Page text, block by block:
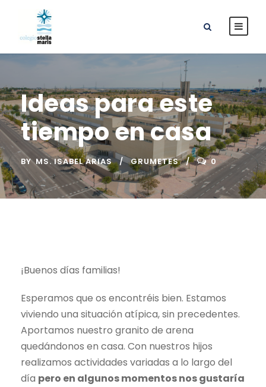
Ideas para este
tiempo en casa
BY MS. ISABEL ARIAS GRUMETES 0
¡Buenos días familias!
Esperamos que os encontréis bien. Estamos
viviendo una situación atípica, sin precedentes.
Aportamos nuestro granito de arena
quedándonos en casa. Con nuestros hijos
realizamos actividades variadas a lo largo del
día pero en algunos momentos nos gustaría